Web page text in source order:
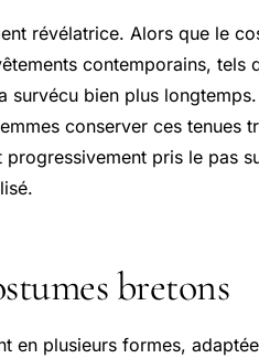
révélatrice. Alors que le
contemporains, tels
bien plus longtemps.
conserver ces tenues
pris le pas
bretons
en plusieurs formes,